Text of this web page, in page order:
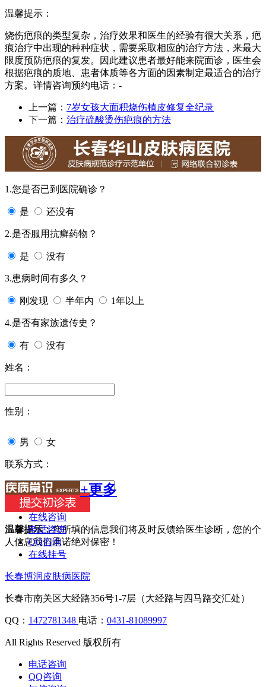
温馨提示：
烧伤疤痕的类型复杂，治疗效果和医生的经验有很大关系，疤
痕治疗中出现的种种症状，需要采取相应的治疗方法，来最大
限度预防疤痕的复发。因此建议患者最好能来院面诊，医生会
根据疤痕的质地、患者体质等各方面的因素制定最适合的治疗
方案。详情咨询预约电话：-
上一篇： 7岁女孩大面积烧伤植皮修复全纪录
下一篇： 治疗硫酸烫伤疤痕的方法
1.您是否已到医院确诊？
是 还没有
2.是否服用抗癣药物？
是 没有
3.患病时间有多久？
刚发现 半年内 1年以上
4.是否有家族遗传史？
有 没有
姓名：
性别：
男 女
联系方式：
温馨提示：您所填的信息我们将及时反馈给医生诊断，您的个
人信息我们承诺绝对保密！
+更多
在线咨询
电话咨询
QQ咨询
在线挂号
长春博润皮肤病医院
长春市南关区大经路356号1-7层（大经路与四马路交汇处）
QQ： 1472781348 电话： 0431-81089997
All Rights Reserved 版权所有
电话咨询
QQ咨询